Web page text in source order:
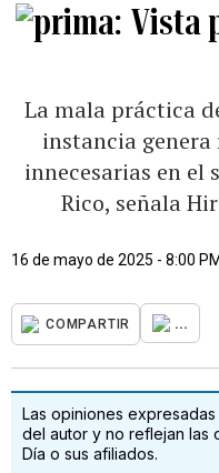
Vista
La mala práctica
instancia genera
innecesarias en el
Rico, señala
16 de mayo de 2025 - 8:00 PM
COMPARTIR ...
Las opiniones
del autor y no reflejan las
Día o sus afiliados.